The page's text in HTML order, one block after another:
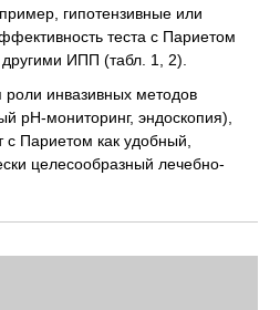
гипотензивные или
теста с Париетом
ИПП (табл. 1, 2).
инвазивных методов
рН-мониторинг, эндоскопия),
с Париетом как удобный,
целесообразный лечебно-